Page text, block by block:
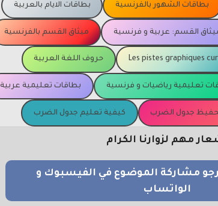
بطاقات الشهور بالفرنسية بطاقات الايام بالعربية
القسم: عربية و فرنسية ميثاق القسم بالفرنسية
Les pistes graphiques حروف اللغة العربية
تعليمية رياضيات و فرنسية بطاقات تعليمية عربية
جدول الضرب كيفية تعليم جدول الضرب
مهم لزوارنا الكرام
مشاركة الموضوع في الفيسبوك و
الواتساب